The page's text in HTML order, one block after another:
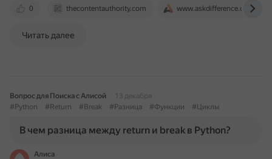
0 thecontentauthority.com www.askdifference.com
Читать далее
Вопрос для Поиска с Алисой
13 декабря
#Python
#Return #Break #Разница #Функции #Циклы
В чем разница между return и break в Python?
Алиса